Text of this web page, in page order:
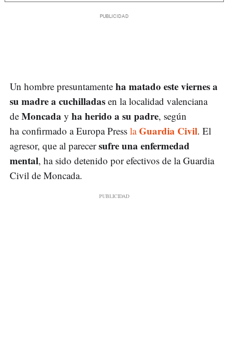
Un hombre presuntamente ha matado este viernes a
su madre a cuchilladas en la localidad valenciana
de Moncada y ha herido a su padre, según
ha confirmado a Europa Press laGuardia Civil. El
agresor, que al parecersufre una enfermedad
mental, ha sido detenido por efectivos de la Guardia
Civil de Moncada.